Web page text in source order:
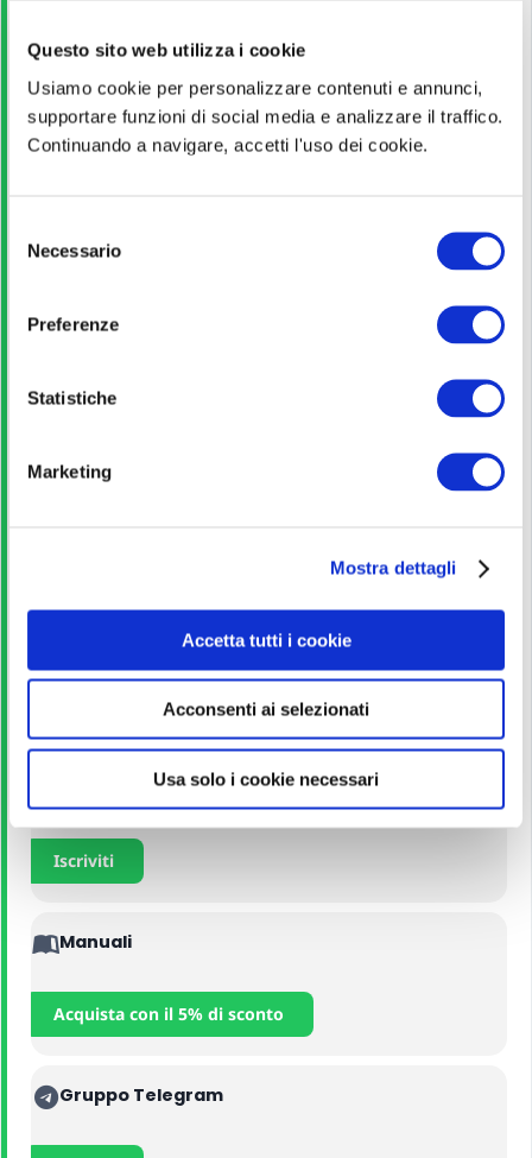
Questo sito web utilizza i cookie
Usiamo cookie per personalizzare contenuti e annunci,
supportare funzioni di social media e analizzare il traffico.
Continuando a navigare, accetti l'uso dei cookie.
Necessario
Preferenze
Statistiche
Marketing
Mostra dettagli
Accetta tutti i cookie
Acconsenti ai selezionati
Usa solo i cookie necessari
ARPEA
VEDI ALTRI CONCORSI DELLO STESSO ENTE
Laurea
Pagina ufficiale
Scopri di più
Bando di concorso
Guida allo studio
Corso Online
Iscriviti
Manuali
Acquista con il 5% di sconto
Gruppo Telegram